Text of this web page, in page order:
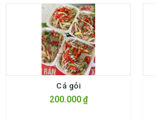
Cá gỏi
200.000 ₫